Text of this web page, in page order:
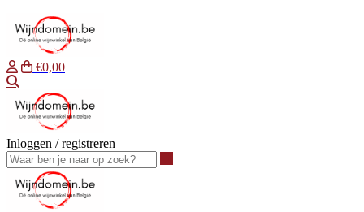
€0,00
Inloggen /registreren